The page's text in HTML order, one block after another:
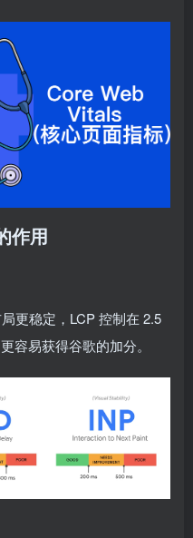
作用
更稳定，LCP 控制在 2.5
容易获得谷歌的加分。